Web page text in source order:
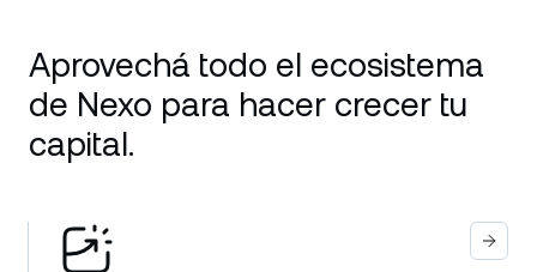
Aprovechá todo el ecosistema
de Nexo para hacer crecer tu
capital.